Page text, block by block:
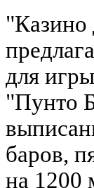
"Казино
для
"Пунто
баров,
на 1200